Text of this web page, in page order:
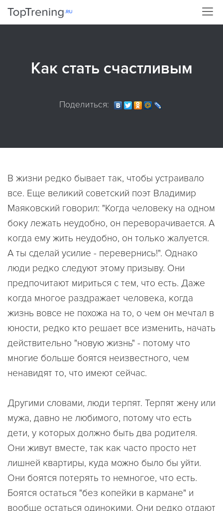
Как стать счастливым
Поделиться:
В жизни редко бывает так, чтобы устраивало
все. Еще великий советский поэт Владимир
Маяковский говорил: "Когда человеку на одном
боку лежать неудобно, он переворачивается. А
когда ему жить неудобно, он только жалуется.
А ты сделай усилие - перевернись!". Однако
люди редко следуют этому призыву. Они
предпочитают мириться с тем, что есть. Даже
когда многое раздражает человека, когда
жизнь вовсе не похожа на то, о чем он мечтал в
юности, редко кто решает все изменить, начать
действительно "новую жизнь" - потому что
многие больше боятся неизвестного, чем
ненавидят то, что имеют сейчас.
Другими словами, люди терпят. Терпят жену или
мужа, давно не любимого, потому что есть
дети, у которых должно быть два родителя.
Они живут вместе, так как часто просто нет
лишней квартиры, куда можно было бы уйти.
Они боятся потерять то немногое, что есть.
Боятся остаться "без копейки в кармане" и
вообще остаться одинокими. Они редко отдают